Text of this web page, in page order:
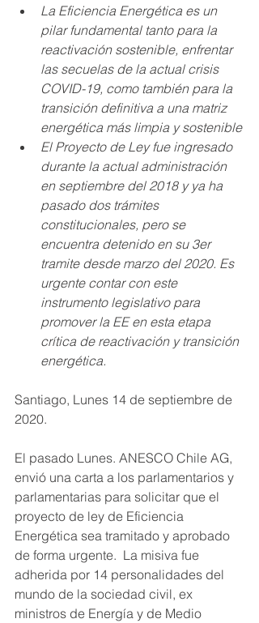
La Eficiencia Energética es un
pilar fundamental tanto para la
reactivación sostenible, enfrentar
las secuelas de la actual crisis
COVID-19, como también para la
transición definitiva a una matriz
energética más limpia y sostenible
El Proyecto de Ley fue ingresado
durante la actual administración
en septiembre del 2018 y ya ha
pasado dos trámites
constitucionales, pero se
encuentra detenido en su 3er
tramite desde marzo del 2020. Es
urgente contar con este
instrumento legislativo para
promover la EE en esta etapa
crítica de reactivación y transición
energética.
Santiago, Lunes 14 de septiembre de
2020.
El pasado Lunes. ANESCO Chile AG,
envió una carta a los parlamentarios y
parlamentarias para solicitar que el
proyecto de ley de Eficiencia
Energética sea tramitado y aprobado
de forma urgente.  La misiva fue
adherida por 14 personalidades del
mundo de la sociedad civil, ex
ministros de Energía y de Medio